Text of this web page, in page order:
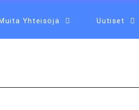
Yhteisöjä Uutiset